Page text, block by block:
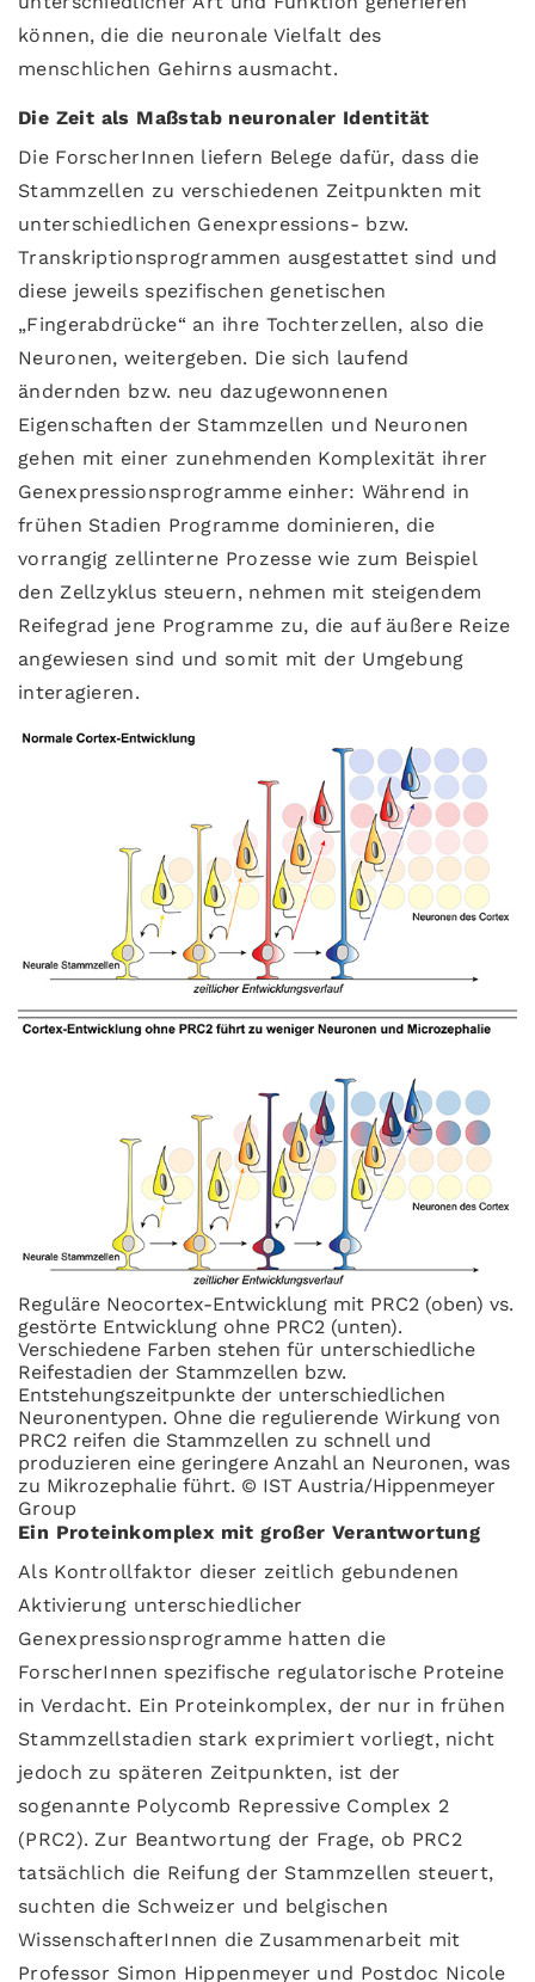
können, die die neuronale Vielfalt des
menschlichen Gehirns ausmacht.
Die Zeit als Maßstab neuronaler Identität
Die ForscherInnen liefern Belege dafür, dass die
Stammzellen zu verschiedenen Zeitpunkten mit
unterschiedlichen Genexpressions- bzw.
Transkriptionsprogrammen ausgestattet sind und
diese jeweils spezifischen genetischen
„Fingerabdrücke“ an ihre Tochterzellen, also die
Neuronen, weitergeben. Die sich laufend
ändernden bzw. neu dazugewonnenen
Eigenschaften der Stammzellen und Neuronen
gehen mit einer zunehmenden Komplexität ihrer
Genexpressionsprogramme einher: Während in
frühen Stadien Programme dominieren, die
vorrangig zellinterne Prozesse wie zum Beispiel
den Zellzyklus steuern, nehmen mit steigendem
Reifegrad jene Programme zu, die auf äußere Reize
angewiesen sind und somit mit der Umgebung
interagieren.
Reguläre Neocortex-Entwicklung mit PRC2 (oben) vs.
gestörte Entwicklung ohne PRC2 (unten).
Verschiedene Farben stehen für unterschiedliche
Reifestadien der Stammzellen bzw.
Entstehungszeitpunkte der unterschiedlichen
Neuronentypen. Ohne die regulierende Wirkung von
PRC2 reifen die Stammzellen zu schnell und
produzieren eine geringere Anzahl an Neuronen, was
zu Mikrozephalie führt. © IST Austria/Hippenmeyer
Group
Ein Proteinkomplex mit großer Verantwortung
Als Kontrollfaktor dieser zeitlich gebundenen
Aktivierung unterschiedlicher
Genexpressionsprogramme hatten die
ForscherInnen spezifische regulatorische Proteine
in Verdacht. Ein Proteinkomplex, der nur in frühen
Stammzellstadien stark exprimiert vorliegt, nicht
jedoch zu späteren Zeitpunkten, ist der
sogenannte Polycomb Repressive Complex 2
(PRC2). Zur Beantwortung der Frage, ob PRC2
tatsächlich die Reifung der Stammzellen steuert,
suchten die Schweizer und belgischen
WissenschafterInnen die Zusammenarbeit mit
Professor Simon Hippenmeyer und Postdoc Nicole